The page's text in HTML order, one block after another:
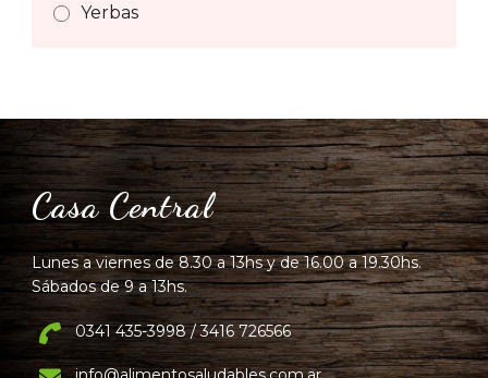
Yerbas
Casa Central
Lunes a viernes de 8.30 a 13hs y de 16.00 a 19.30hs.
Sábados de 9 a 13hs.
0341 435-3998 / 3416 726566